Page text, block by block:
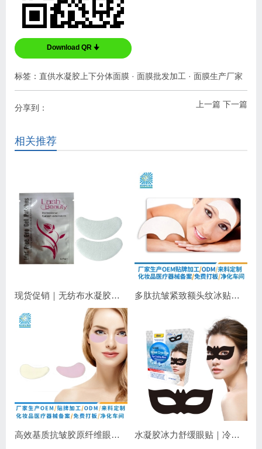
Download QR 🠋
标签： 直供水凝胶上下分体面膜 · 面膜批发加工 · 面膜生产厂家
上一篇 下一篇
分享到：
相关推荐
现货促销｜无纺布水凝胶睫毛眼贴 嫁接睫毛专用 补水保湿不干扰操作 多肽抗皱紧致额头纹冰贴｜淡化抬头纹紧致显年轻
高效基质抗皱胶原纤维眼膜｜抗皱紧致保湿 水凝胶冰力舒缓眼贴｜冷敷降温，长效保湿，焕亮双眼